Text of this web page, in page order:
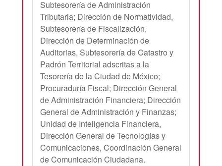
Subtesorería de Administración
Tributaria; Dirección de Normatividad,
Subtesorería de Fiscalización,
Dirección de Determinación de
Auditorias, Subtesorería de Catastro y
Padrón Territorial adscritas a la
Tesorería de la Ciudad de México;
Procuraduría Fiscal; Dirección General
de Administración Financiera; Dirección
General de Administración y Finanzas;
Unidad de Inteligencia Financiera,
Dirección General de Tecnologías y
Comunicaciones, Coordinación General
de Comunicación Ciudadana.